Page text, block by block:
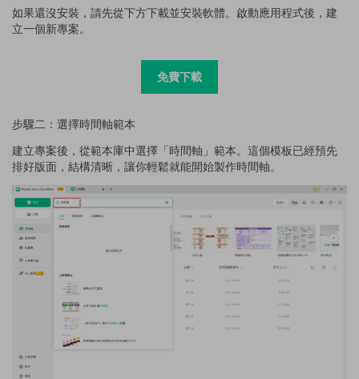
如果還沒安裝，請先從下方下載並安裝軟體。啟動應用程式後，建
立一個新專案。
免費下載
步驟二：選擇時間軸範本
建立專案後，從範本庫中選擇「時間軸」範本。這個模板已經預先
排好版面，結構清晰，讓你輕鬆就能開始製作時間軸。